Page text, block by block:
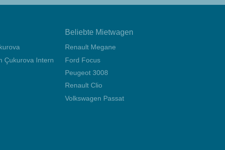
Çukurova International Airport
Beliebte Mietwagen
Renault Megane
Ford Focus
Peugeot 3008
Renault Clio
Volkswagen Passat